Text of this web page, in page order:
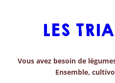
LES
Vous avez besoin de
Ensemble,